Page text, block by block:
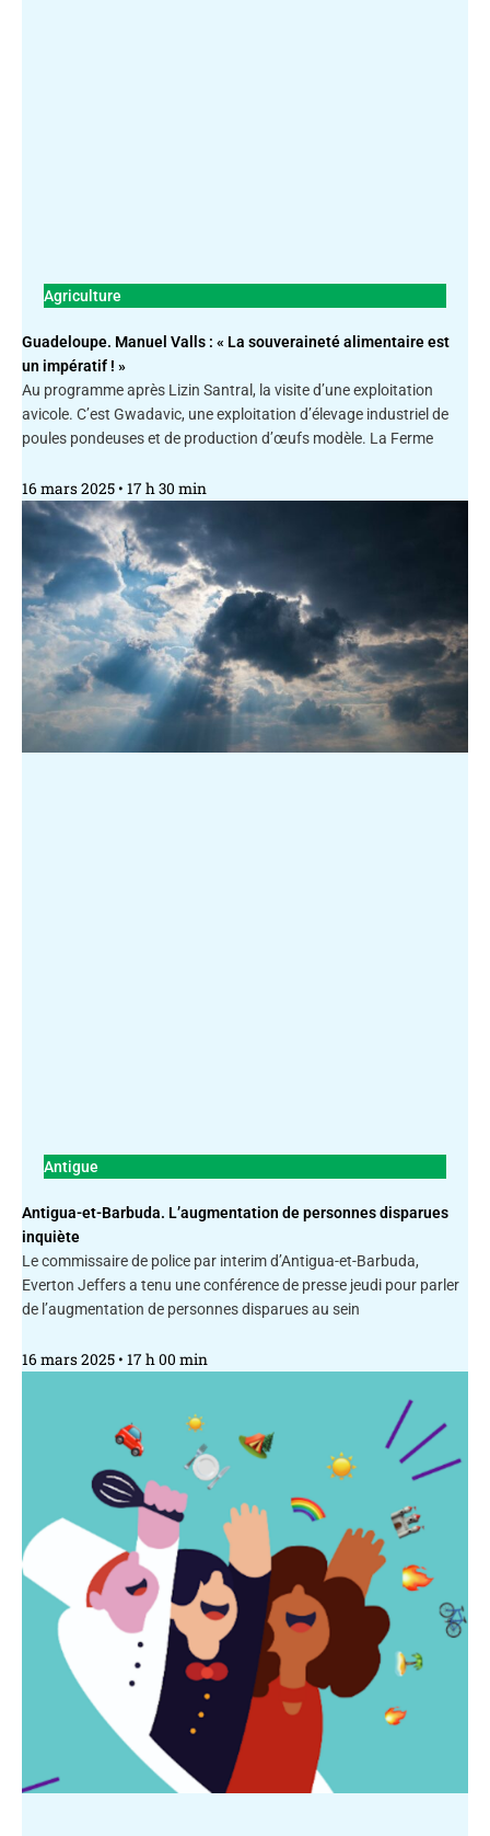
Agriculture
Guadeloupe. Manuel Valls : « La souveraineté alimentaire est
un impératif ! »
Au programme après Lizin Santral, la visite d’une exploitation
avicole. C’est Gwadavic, une exploitation d’élevage industriel de
poules pondeuses et de production d’œufs modèle. La Ferme
16 mars 2025 17 h 30 min
Antigue
Antigua-et-Barbuda. L’augmentation de personnes disparues
inquiète
Le commissaire de police par interim d’Antigua-et-Barbuda,
Everton Jeffers a tenu une conférence de presse jeudi pour parler
de l’augmentation de personnes disparues au sein
16 mars 2025 17 h 00 min